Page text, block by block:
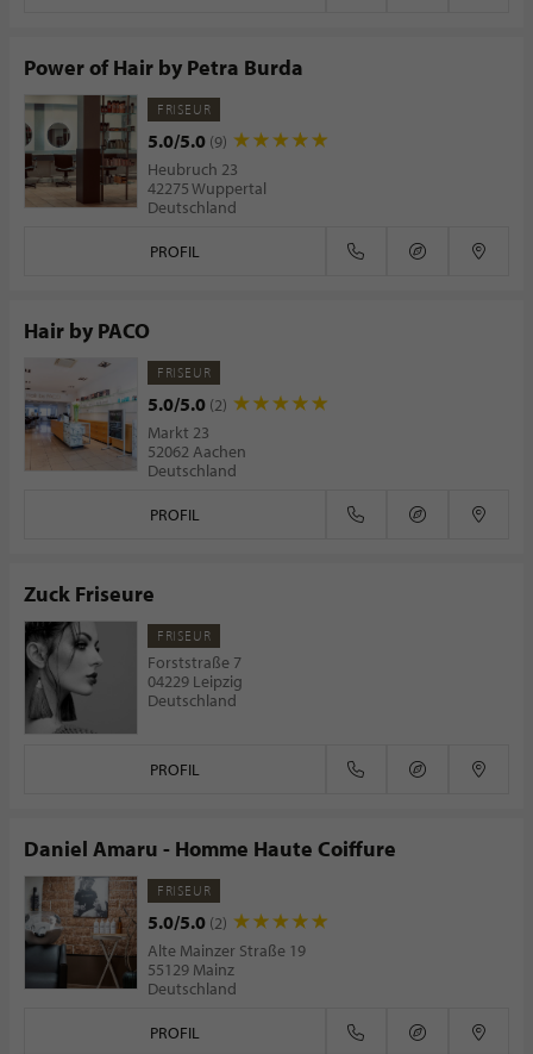
Power of Hair by Petra Burda
FRISEUR
5.0/5.0 (9)
Heubruch 23
42275 Wuppertal
Deutschland
PROFIL
Hair by PACO
FRISEUR
5.0/5.0 (2)
Markt 23
52062 Aachen
Deutschland
PROFIL
Zuck Friseure
FRISEUR
Forststraße 7
04229 Leipzig
Deutschland
PROFIL
Daniel Amaru - Homme Haute Coiffure
FRISEUR
5.0/5.0 (2)
Alte Mainzer Straße 19
55129 Mainz
Deutschland
PROFIL